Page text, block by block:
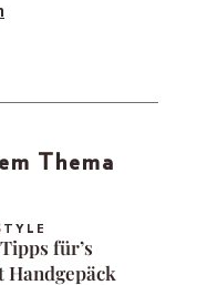
Thema
für’s
Handgepäck